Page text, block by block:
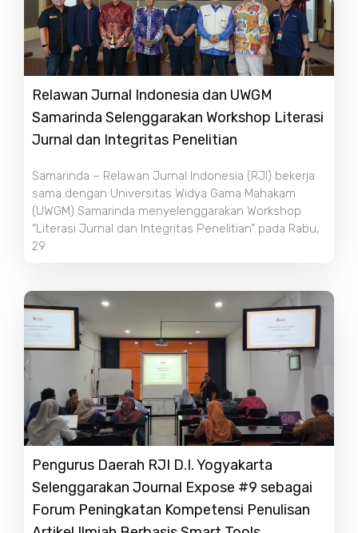
Relawan Jurnal Indonesia dan UWGM
Samarinda Selenggarakan Workshop Literasi
Jurnal dan Integritas Penelitian
Samarinda – Relawan Jurnal Indonesia (RJI) bekerja
sama dengan Universitas Widya Gama Mahakam
(UWGM) Samarinda menyelenggarakan Workshop
“Literasi Jurnal dan Integritas Penelitian” pada Rabu,
29
Pengurus Daerah RJI D.I. Yogyakarta
Selenggarakan Journal Expose #9 sebagai
Forum Peningkatan Kompetensi Penulisan